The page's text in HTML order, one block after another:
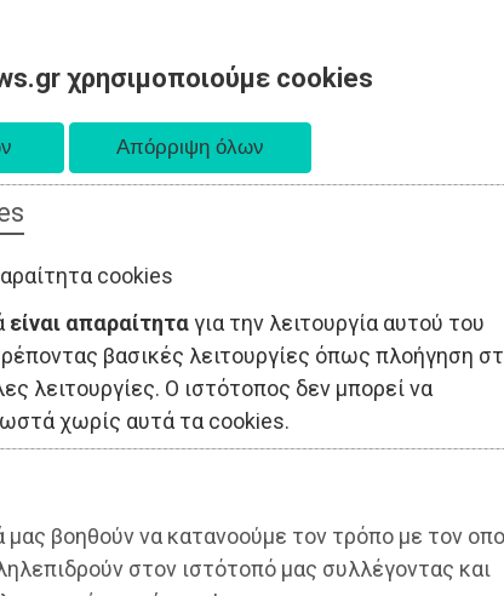
χρησιμοποιούμε cookies
cookies
είναι απαραίτηταγια την λειτουργία αυτού του
βασικές λειτουργίες όπως πλοήγηση
λειτουργίες. Ο ιστότοπος δεν μπορεί να
χωρίς αυτά τα cookies.
βοηθούν να κατανοούμε τον τρόπο με τον
στον ιστότοπό μας συλλέγοντας και